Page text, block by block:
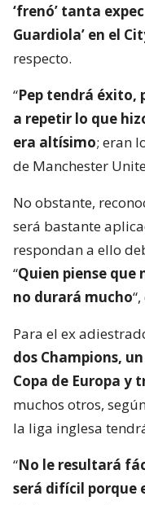
‘frenó’ tanta
Guardiola’ en el
respecto.
“Pep tendrá éxito,
a repetir lo que
era altísimo; eran
de Manchester
No obstante,
será bastante
respondan a ello
“Quien piense que
no durará mucho
Para el ex
dos Champions,
Copa de Europa y
muchos otros,
la liga inglesa
“No le resultará
será difícil porque